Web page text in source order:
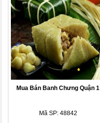
Mua Bán Banh Chưng Quận 1
Mã SP: 48842